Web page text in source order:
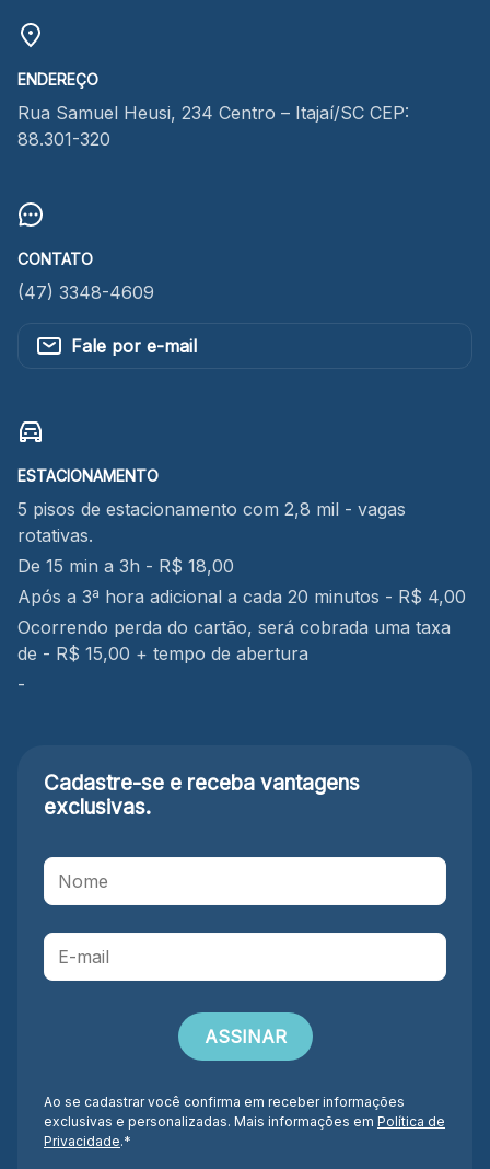
ENDEREÇO
Rua Samuel Heusi, 234 Centro – Itajaí/SC CEP:
88.301-320
CONTATO
(47) 3348-4609
Fale por e-mail
ESTACIONAMENTO
5 pisos de estacionamento com 2,8 mil - vagas
rotativas.
De 15 min a 3h - R$ 18,00
Após a 3ª hora adicional a cada 20 minutos - R$ 4,00
Ocorrendo perda do cartão, será cobrada uma taxa
de - R$ 15,00 + tempo de abertura
-
Cadastre-se e receba vantagens
exclusivas.
Ao se cadastrar você confirma em receber informações
exclusivas e personalizadas. Mais informações em Política de
Privacidade.*